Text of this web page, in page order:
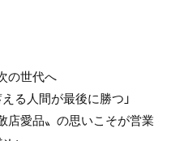
の世代へ
る人間が最後に勝つ」
愛品〟の思いこそが営業